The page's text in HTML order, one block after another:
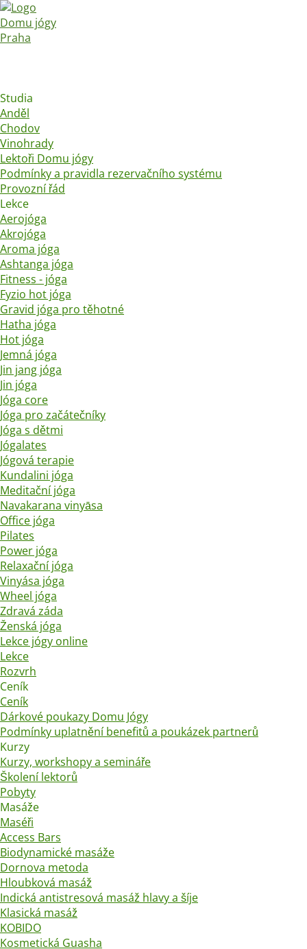
Studia
Anděl
Chodov
Vinohrady
Lektoři Domu jógy
Podmínky a pravidla rezervačního systému
Provozní řád
Lekce
Aerojóga
Akrojóga
Aroma jóga
Ashtanga jóga
Fitness - jóga
Fyzio hot jóga
Gravid jóga pro těhotné
Hatha jóga
Hot jóga
Jemná jóga
Jin jang jóga
Jin jóga
Jóga core
Jóga pro začátečníky
Jóga s dětmi
Jógalates
Jógová terapie
Kundalini jóga
Meditační jóga
Navakarana vinyāsa
Office jóga
Pilates
Power jóga
Relaxační jóga
Vinyása jóga
Wheel jóga
Zdravá záda
Ženská jóga
Lekce jógy online
Lekce
Rozvrh
Ceník
Ceník
Dárkové poukazy Domu Jógy
Podmínky uplatnění benefitů a poukázek partnerů
Kurzy
Kurzy, workshopy a semináře
Školení lektorů
Pobyty
Masáže
Maséři
Access Bars
Biodynamické masáže
Dornova metoda
Hloubková masáž
Indická antistresová masáž hlavy a šíje
Klasická masáž
KOBIDO
Kosmetická Guasha